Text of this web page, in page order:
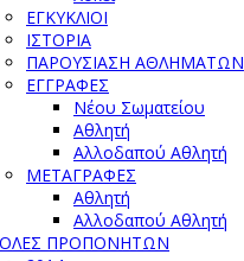
ΕΓΚΥΚΛΙΟΙ
ΙΣΤΟΡΙΑ
ΠΑΡΟΥΣΙΑΣΗ ΑΘΛΗΜΑΤΩΝ
ΕΓΓΡΑΦΕΣ
Νέου Σωματείου
Αθλητή
Αλλοδαπού Αθλητή
ΜΕΤΑΓΡΑΦΕΣ
Αθλητή
Αλλοδαπού Αθλητή
ΠΡΟΠΟΝΗΤΩΝ